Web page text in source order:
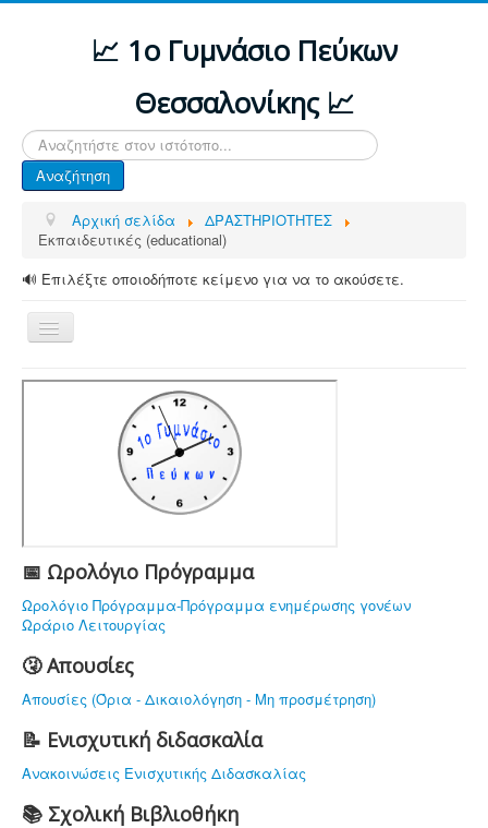
📈 1ο Γυμνάσιο Πεύκων
Θεσσαλονίκης 📈
Αναζήτηση...
Αναζήτηση
Αρχική σελίδα
ΔΡΑΣΤΗΡΙΟΤΗΤΕΣ
Εκπαιδευτικές (educational)
🔊 Επιλέξτε οποιοδήποτε κείμενο για να το ακούσετε.
Εναλλαγή
πλοήγησης
ΑΡΧΙΚΗ
ΔΙΑΦΟΡΕΣ ΑΝΑΚΟΙΝΩΣΕΙΣ
ΤΟ ΣΧΟΛΕΙΟ ΜΑΣ
ΔΡΑΣΤΗΡΙΟΤΗΤΕΣ
ΝΟΜΟΘΕΣΙΑ
ΕΠΙΚΟΙΝΩΝΙΑ
📅 Ωρολόγιο Πρόγραμμα
Ωρολόγιο Πρόγραμμα-Πρόγραμμα ενημέρωσης γονέων
Ωράριο Λειτουργίας
🤧 Απουσίες
Απουσίες (Όρια - Δικαιολόγηση - Μη προσμέτρηση)
📝 Ενισχυτική διδασκαλία
Ανακοινώσεις Ενισχυτικής Διδασκαλίας
📚 Σχολική Βιβλιοθήκη